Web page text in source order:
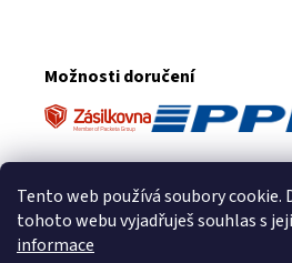
Tento web používá soubory cookie.
tohoto webu vyjadřuješ souhlas s
informace
Možnosti doručení